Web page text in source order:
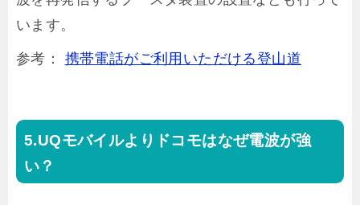
います。
参考： 携帯電話がご利用いただける登山道
UQモバイルよりドコモはなぜ電波が強
い？